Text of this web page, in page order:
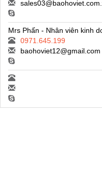
Mrs Phấn - Nhân viên kinh
0971.645.199
baohoviet12@gmail.com